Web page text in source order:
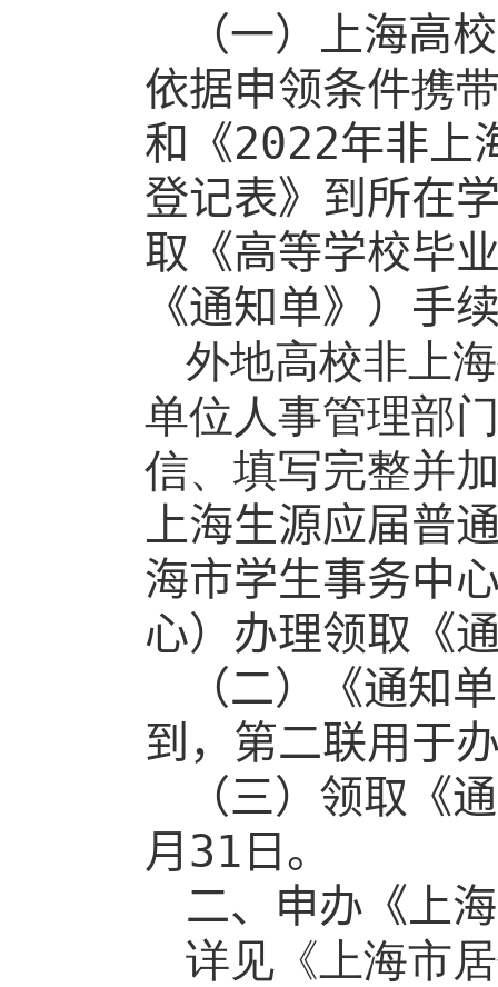
（一）上海高
依据申领条件携
和《2022年非上
登记表》 到所在
取《高等学校毕
《通知单》）手
外地高校非上
单位人事管理部
信、填写完整并
上海生源应届普
海市学生事务中
心） 办理领取《
（二）《通知
到，第二联用于
（三）领取《
月 31 日。
二、申办《上
详见《上海市